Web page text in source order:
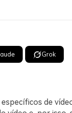
Grok
de